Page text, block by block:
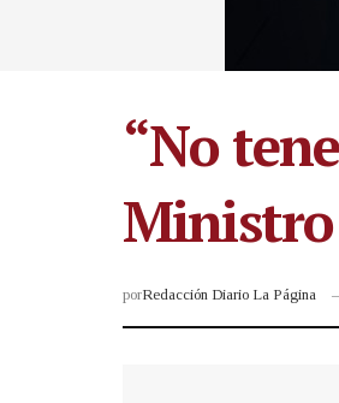
“No
Ministro
porRedacción Diario La Página